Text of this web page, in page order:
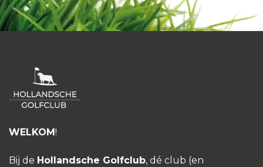
WELKOM!
Bij de Hollandsche Golfclub, dé club (en